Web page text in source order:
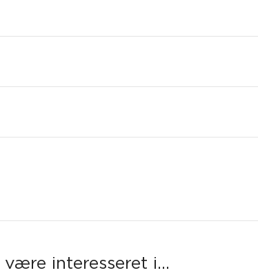
interesseret i...